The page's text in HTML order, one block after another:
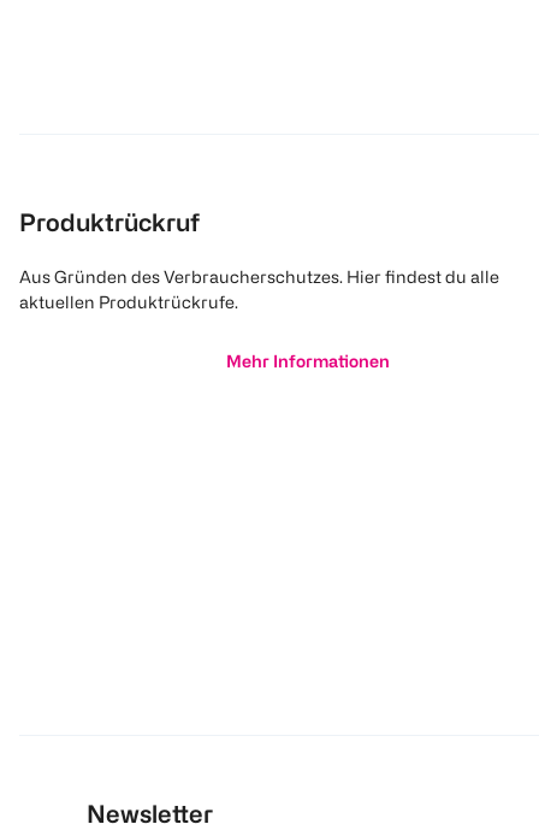
Produktrückruf
Aus Gründen des Verbraucherschutzes. Hier findest du alle
aktuellen Produktrückrufe.
Mehr Informationen
Newsletter